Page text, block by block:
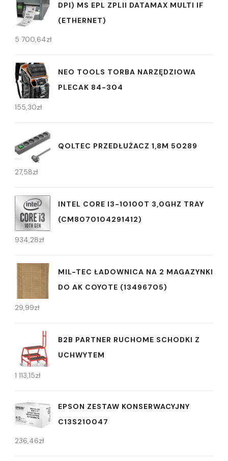
DPI) MS EPL ZPLII DATAMAX MULTI IF
(ETHERNET)
5 700,64zł
NEO TOOLS TORBA NARZĘDZIOWA
PLECAK 84-304
155,30zł
QOLTEC PRZEDŁUŻACZ 1,8M 50289
27,58zł
INTEL CORE I3-10100T 3,0GHZ TRAY
(CM8070104291412)
934,28zł
MIL-TEC ŁADOWNICA NA 2 MAGAZYNKI
DO AK COYOTE (13496705)
29,99zł
B2B PARTNER RUCHOME SCHODKI Z
UCHWYTEM
1 113,15zł
EPSON ZESTAW KONSERWACYJNY
C13S210047
236,46zł